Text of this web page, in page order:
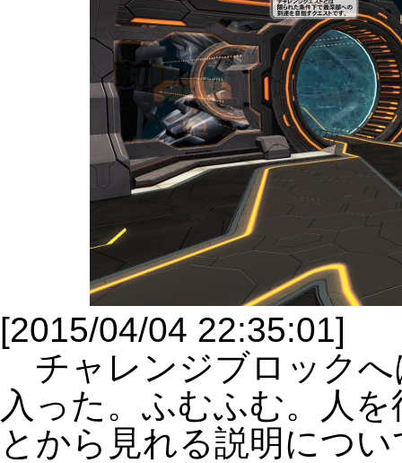
[2015/04/04 22:35:01]
チャレンジブロックへ
入った。ふむふむ。人
とから見れる説明につ